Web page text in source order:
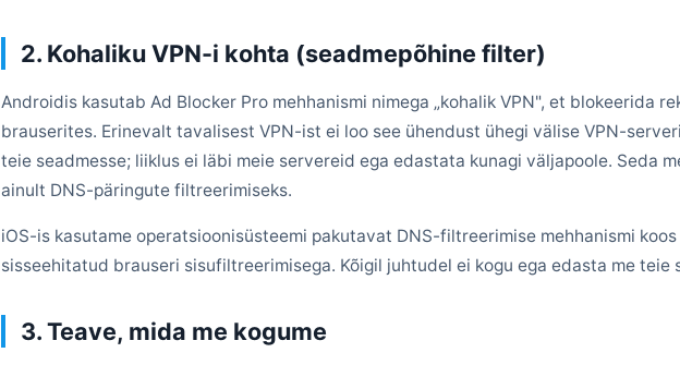
2. Kohaliku VPN-i kohta (seadmepõhine filter)
Androidis kasutab Ad Blocker Pro mehhanismi nimega „kohalik VPN", et blokeerida
brauserites. Erinevalt tavalisest VPN-ist ei loo see ühendust ühegi välise VPN-
teie seadmesse; liiklus ei läbi meie servereid ega edastata kunagi väljapoole. Seda
ainult DNS-päringute filtreerimiseks.
iOS-is kasutame operatsioonisüsteemi pakutavat DNS-filtreerimise mehhanismi
sisseehitatud brauseri sisufiltreerimisega. Kõigil juhtudel ei kogu ega edasta me teie
3. Teave, mida me kogume